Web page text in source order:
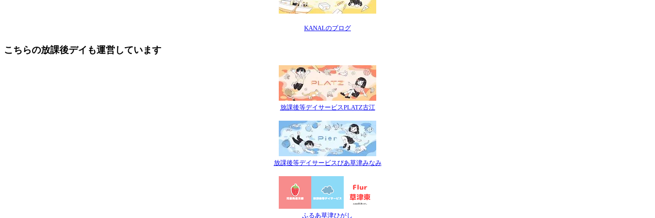
KANALのブログ
こちらの放課後デイも運営しています
放課後等デイサービスPLATZ古江
放課後等デイサービスぴあ草津みなみ
ふるあ草津ひがし